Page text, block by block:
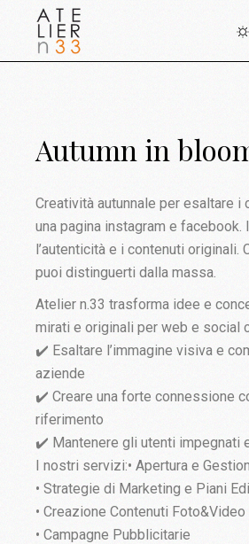
Autumn in
Creatività autunnale per esaltare i
una pagina instagram e facebook.
l’autenticità e i contenuti originali.
puoi distinguerti dalla massa.
Atelier n.33 trasforma idee e
mirati e originali per web e social
✔️ Esaltare l’immagine visiva e
aziende
✔️ Creare una forte connessione
riferimento
✔️ Mantenere gli utenti impegnati
I nostri servizi:• Apertura e
• Strategie di Marketing e Piani
• Creazione Contenuti Foto&Video
• Campagne Pubblicitarie